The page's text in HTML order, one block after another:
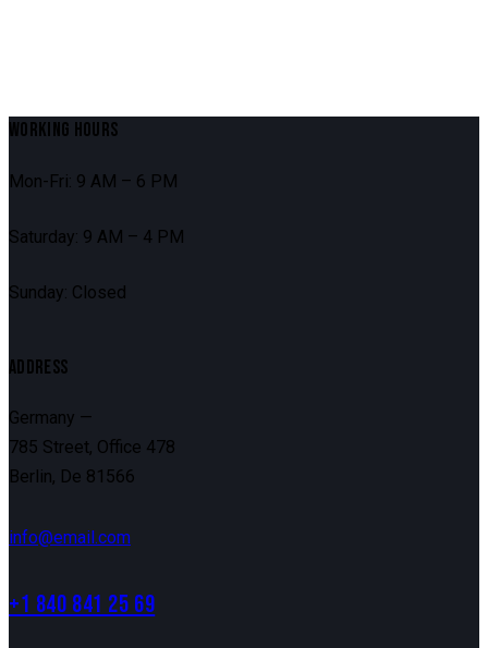
WORKING HOURS
Mon-Fri: 9 AM – 6 PM
Saturday: 9 AM – 4 PM
Sunday: Closed
ADDRESS
Germany —
785 Street, Office 478
Berlin, De 81566
info@email.com
+1 840 841 25 69